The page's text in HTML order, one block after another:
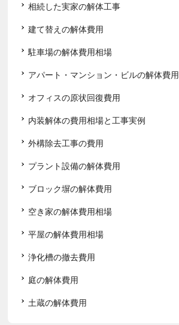
相続した実家の解体工事
建て替えの解体費用
駐車場の解体費用相場
アパート・マンション・ビルの解体費用
オフィスの原状回復費用
内装解体の費用相場と工事実例
外構除去工事の費用
プラント設備の解体費用
ブロック塀の解体費用
空き家の解体費用相場
平屋の解体費用相場
浄化槽の撤去費用
庭の解体費用
土蔵の解体費用